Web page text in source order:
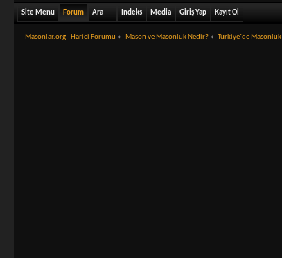
Site Menu Forum Ara Indeks Media Giriş Yap Kayıt Ol
Masonlar.org - Harici Forumu » Mason ve Masonluk Nedir?» Turkiye`de Masonluk